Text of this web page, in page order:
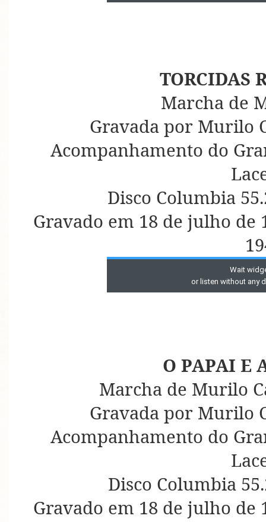
TORCIDAS
Marcha de
Gravada por Murilo
Acompanhamento do
Disco Columbia
Gravado em 18 de julho de
O PAPAI E
Marcha de Murilo
Gravada por Murilo
Acompanhamento do
Disco Columbia
Gravado em 18 de julho de